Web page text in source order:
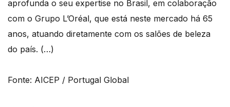
aprofunda o seu expertise no Brasil, em colaboração
com o Grupo L’Oréal, que está neste mercado há 65
anos, atuando diretamente com os salões de beleza
do país. (…)
Fonte: AICEP / Portugal Global